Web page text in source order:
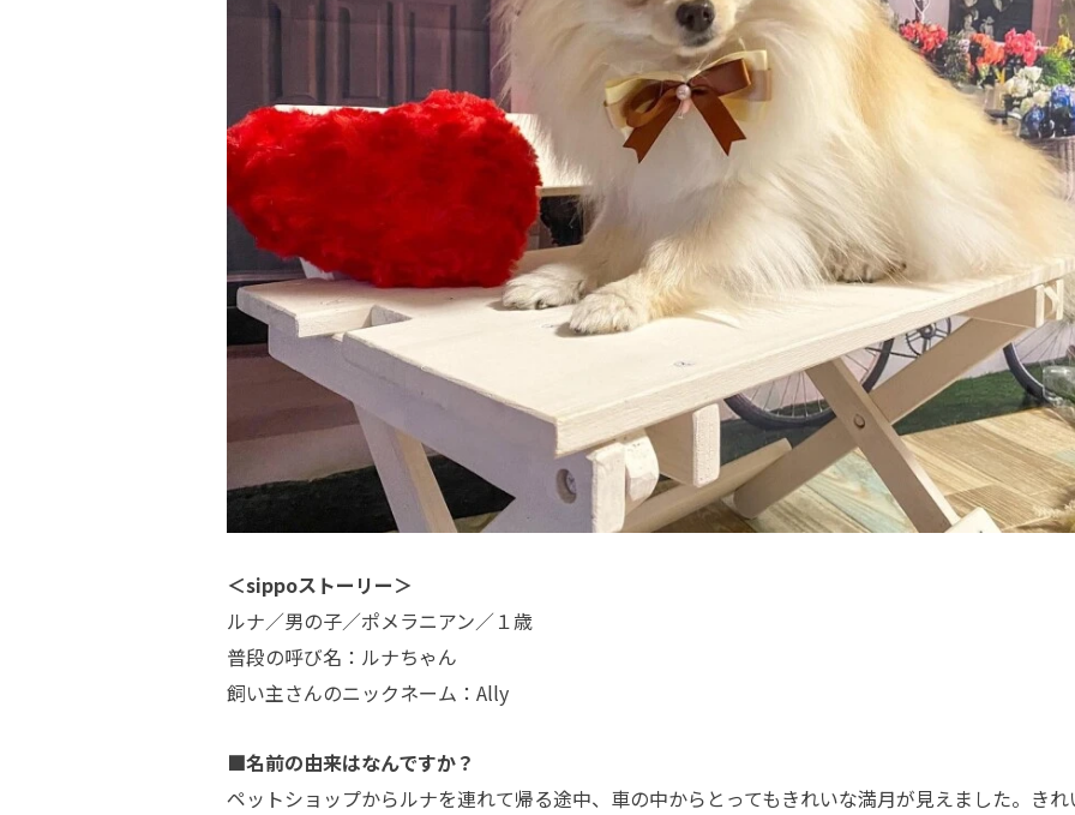
＜sippoストーリー＞
ルナ／男の子／ポメラニアン／１歳
普段の呼び名：ルナちゃん
飼い主さんのニックネーム：Ally
■名前の由来はなんですか？
ペットショップからルナを連れて帰る途中、車の中からとってもきれいな満月が見えました。きれ